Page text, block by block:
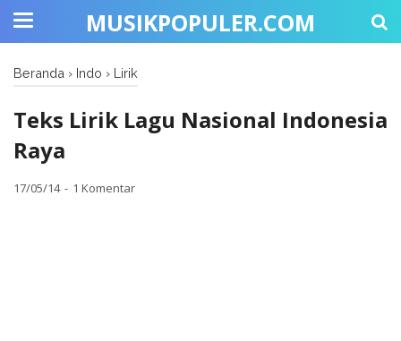
MUSIKPOPULER.COM
Beranda › Indo › Lirik
Teks Lirik Lagu Nasional Indonesia
Raya
17/05/14 1 Komentar